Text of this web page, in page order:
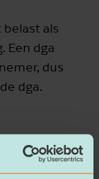
als
Een dga
dus
dga.